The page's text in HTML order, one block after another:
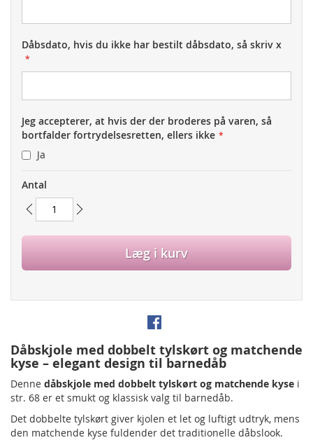
Dåbsdato, hvis du ikke har bestilt dåbsdato, så skriv x
Jeg accepterer, at hvis der der broderes på varen, så
bortfalder fortrydelsesretten, ellers ikke
Ja
Antal
Læg i kurv
Dåbskjole med dobbelt tylskørt og matchende
kyse – elegant design til barnedåb
Denne dåbskjole med dobbelt tylskørt og matchende kyse i
str. 68 er et smukt og klassisk valg til barnedåb.
Det dobbelte tylskørt giver kjolen et let og luftigt udtryk, mens
den matchende kyse fuldender det traditionelle dåbslook.